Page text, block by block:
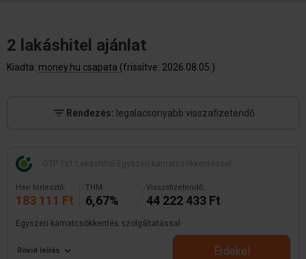
2 lakáshitel ajánlat
Kiadta: money.hu csapata (frissítve: 2026.08.05.)
Rendezés: legalacsonyabb visszafizetendő
Havi törlesztő:
183 111 Ft
THM:
6,67%
Visszafizetendő:
44 222 433 Ft
Egyszeri kamatcsökkentés szolgáltatással
Rövid leírás Érdekel